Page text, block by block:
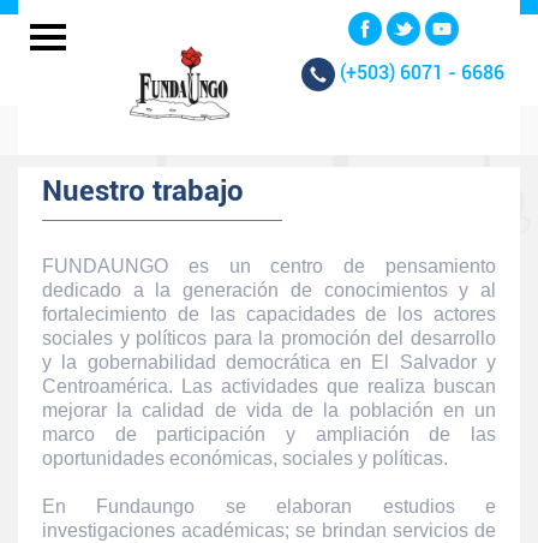
(+503) 6071 - 6686
Nuestro trabajo
FUNDAUNGO es un centro de pensamiento
dedicado a la generación de conocimientos y al
fortalecimiento de las capacidades de los actores
sociales y políticos para la promoción del desarrollo
y la gobernabilidad democrática en El Salvador y
Centroamérica. Las actividades que realiza buscan
mejorar la calidad de vida de la población en un
marco de participación y ampliación de las
oportunidades económicas, sociales y políticas.
En Fundaungo se elaboran estudios e
investigaciones académicas; se brindan servicios de